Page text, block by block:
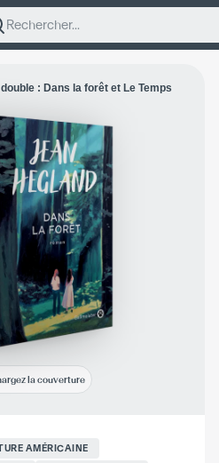
Rechercher...
: Dans la forêt et Le Temps
la couverture
AMÉRICAINE